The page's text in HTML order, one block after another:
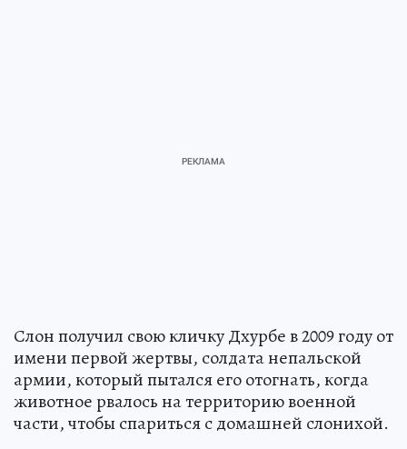
Слон получил свою кличку Дхурбе в 2009 году от
имени первой жертвы, солдата непальской
армии, который пытался его отогнать, когда
животное рвалось на территорию военной
части, чтобы спариться с домашней слонихой.